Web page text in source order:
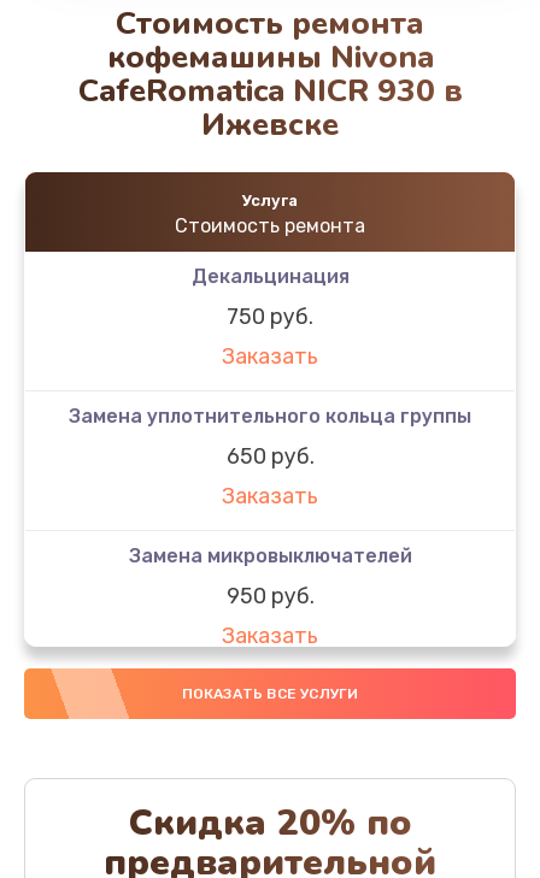
Стоимость ремонта
кофемашины Nivona
CafeRomatica NICR 930 в
Ижевске
Услуга
Стоимость ремонта
Декальцинация
750 руб.
Заказать
Замена уплотнительного кольца группы
650 руб.
Заказать
Замена микровыключателей
950 руб.
Заказать
Декофенация
Заказать
Ремонт капучинатора
ПОКАЗАТЬ ВСЕ УСЛУГИ
Скидка 20% по
предварительной